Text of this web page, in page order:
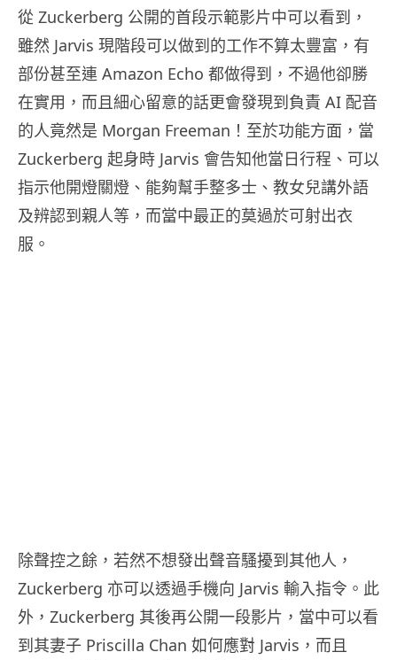
從 Zuckerberg 公開的首段示範影片中可以看到，
雖然 Jarvis 現階段可以做到的工作不算太豐富，有
部份甚至連 Amazon Echo 都做得到，不過他卻勝
在實用，而且細心留意的話更會發現到負責 AI 配音
的人竟然是 Morgan Freeman！至於功能方面，當
Zuckerberg 起身時 Jarvis 會告知他當日行程、可以
指示他開燈關燈、能夠幫手整多士、教女兒講外語
及辨認到親人等，而當中最正的莫過於可射出衣
服。
除聲控之餘，若然不想發出聲音騷擾到其他人，
Zuckerberg 亦可以透過手機向 Jarvis 輸入指令。此
外，Zuckerberg 其後再公開一段影片，當中可以看
到其妻子 Priscilla Chan 如何應對 Jarvis，而且